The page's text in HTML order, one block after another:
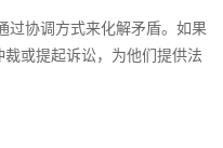
过协调方式来化解矛盾。如果
或提起诉讼，为他们提供法